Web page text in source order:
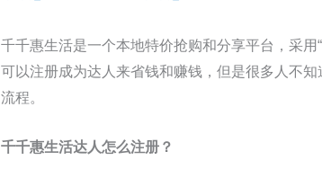
千千惠生活是一个本地特价抢购和分享平台，采
可以注册成为达人来省钱和赚钱，但是很多人不
流程。
千千惠生活达人怎么注册？